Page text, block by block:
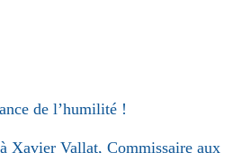
de l’humilité !
Xavier Vallat, Commissaire aux